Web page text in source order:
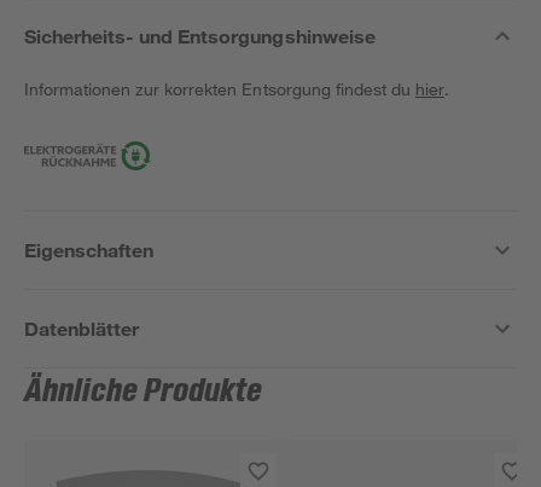
Sicherheits- und Entsorgungshinweise
Informationen zur korrekten Entsorgung findest du hier.
Eigenschaften
Datenblätter
Ähnliche Produkte